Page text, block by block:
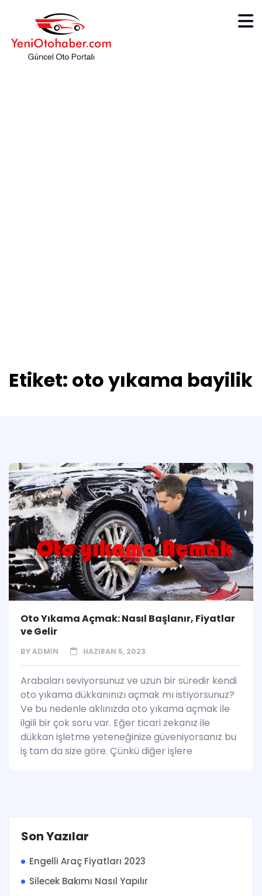
Etiket: oto yıkama bayilik
Oto Yıkama Açmak: Nasıl Başlanır, Fiyatlar
ve Gelir
BYADMIN HAZIRAN 5, 2023
Arabaları seviyorsunuz ve uzun bir süredir kendi
oto yıkama dükkanınızı açmak mı istiyorsunuz?
Ve bu nedenle aklınızda oto yıkama açmak ile
ilgili bir çok soru var. Eğer ticari zekanız ile
dükkan işletme yeteneğinize güveniyorsanız bu
iş tam da size göre. Çünkü diğer işlere
Son Yazılar
Engelli Araç Fiyatları 2023
Silecek Bakımı Nasıl Yapılır